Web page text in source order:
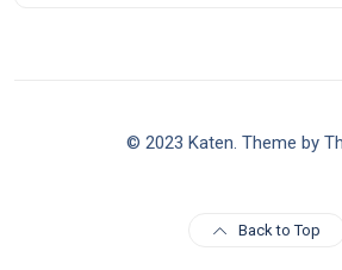
© 2023 Katen. Theme by
Back to Top